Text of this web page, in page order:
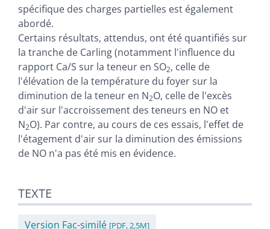
spécifique des charges partielles est également
abordé.
Certains résultats, attendus, ont été quantifiés sur
la tranche de Carling (notamment l'influence du
rapport Ca/S sur la teneur en SO2, celle de
l'élévation de la température du foyer sur la
diminution de la teneur en N2O, celle de l'excès
d'air sur l'accroissement des teneurs en NO et
N2O). Par contre, au cours de ces essais, l'effet de
l'étagement d'air sur la diminution des émissions
de NO n'a pas été mis en évidence.
TEXTE
Version Fac-similé [PDF, 2,5M]